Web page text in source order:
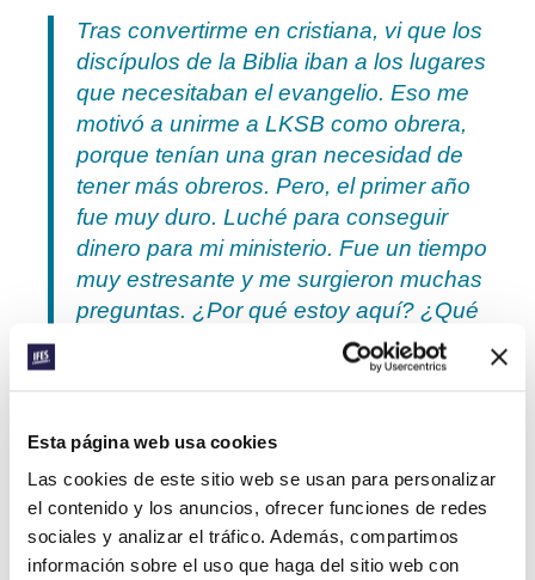
Esta página web usa cookies
Las cookies de este sitio web se usan para personalizar
el contenido y los anuncios, ofrecer funciones de redes
sociales y analizar el tráfico. Además, compartimos
información sobre el uso que haga del sitio web con
Tras convertirme en cristiana, vi que los
discípulos de la Biblia iban a los lugares
que necesitaban el evangelio. Eso me
motivó a unirme a LKSB como obrera,
porque tenían una gran necesidad de
tener más obreros. Pero, el primer año
fue muy duro. Luché para conseguir
dinero para mi ministerio. Fue un tiempo
muy estresante y me surgieron muchas
preguntas. ¿Por qué estoy aquí? ¿Qué
pasará con LKSB? ¿Cómo puedo
seguir adelante sin dinero?
Al unirme a la Red de Obreros Jóvenes
y conocer a otros en la misma situación
que yo, cobré ánimos. Las enseñanza
y las conversaciones me ayudaron a
replantearme el levantamiento de